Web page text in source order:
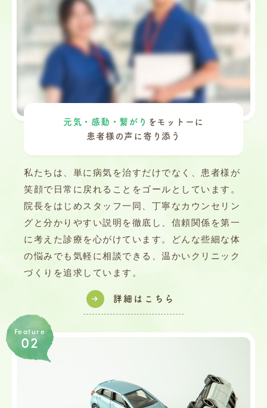
元気・感動・繋がり をモットーに
患者様の声に寄り添う
私たちは、単に病気を治すだけでなく、患者様が
笑顔で日常に戻れることをゴールとしています。
院長をはじめスタッフ一同、丁寧なカウンセリン
グと分かりやすい説明を徹底し、信頼関係を第一
に考えた診療を心がけています。どんな些細な体
の悩みでも気軽に相談できる、温かいクリニック
づくりを追求しています。
詳細はこちら
Feature
02